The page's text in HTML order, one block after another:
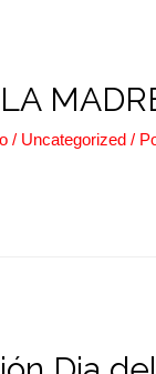
/ Uncategorized /